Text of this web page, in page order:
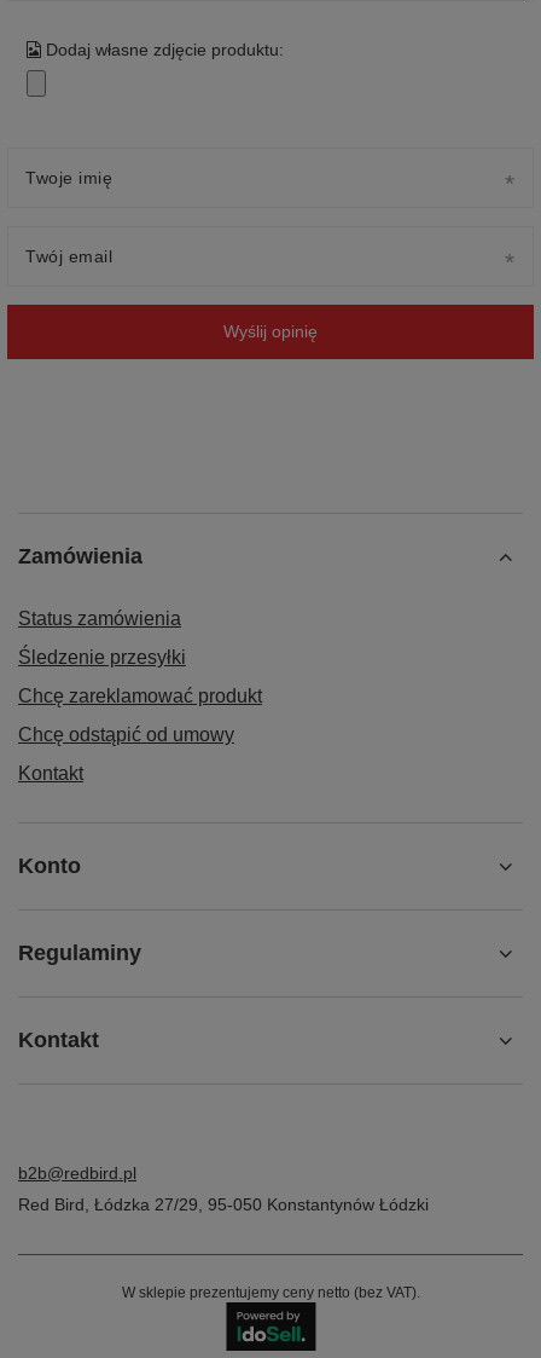
Dodaj własne zdjęcie produktu:
Twoje imię
Twój email
Wyślij opinię
Zamówienia
Status zamówienia
Śledzenie przesyłki
Chcę zareklamować produkt
Chcę odstąpić od umowy
Kontakt
Konto
Regulaminy
Kontakt
b2b@redbird.pl
Red Bird Łódzka 27/29 95-050 Konstantynów Łódzki
W sklepie prezentujemy ceny netto (bez VAT).